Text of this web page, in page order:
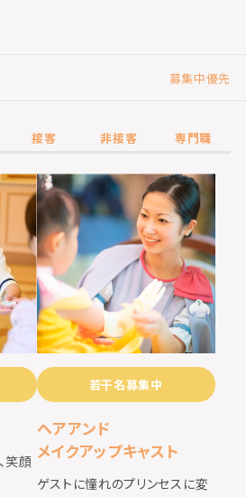
募集中優先
接客 非接客 専門職
笑顔
若干名募集中
ヘアアンド
メイクアップキャスト
ゲストに憧れのプリンセスに変